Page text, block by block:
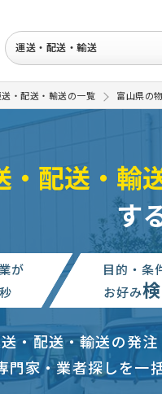
運送・配送・輸送
・配送・輸送の一覧 富山県の
・配送・輸
す
が
秒
目的・条
お好み
・配送・輸送の発
門家・業者探しを一
7万円まで
NBoxを輸送】の見積もり依頼
・輸送の見積もり依頼 予
して決めたい 富山県